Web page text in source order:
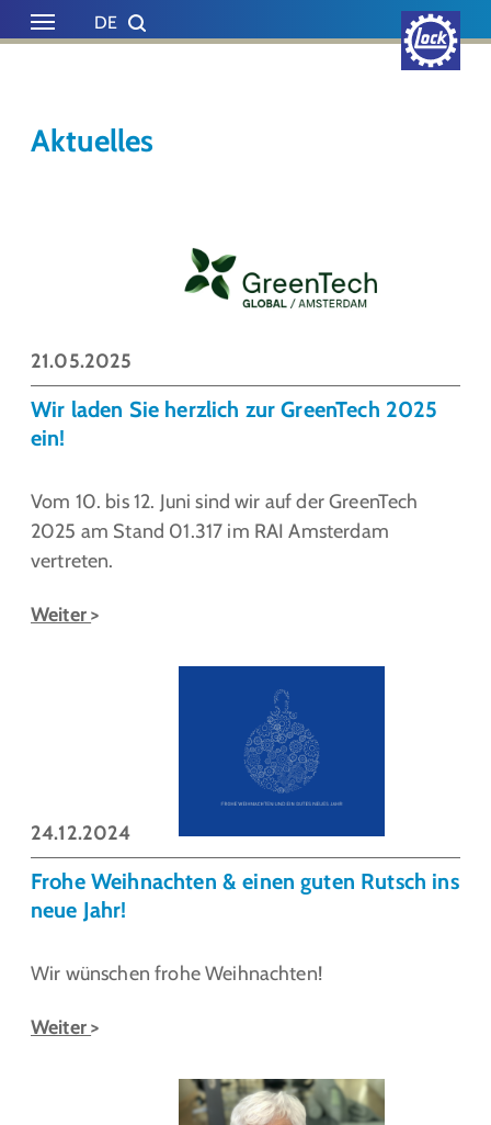
Skip to main content
Skip to page footer
DE
Aktuelles
Wir laden Sie herzlich zur GreenTech 2025
ein!
Vom 10. bis 12. Juni sind wir auf der GreenTech
2025 am Stand 01.317 im RAI Amsterdam
vertreten.
Weiter
21.05.2025
Frohe Weihnachten & einen guten Rutsch ins
neue Jahr!
Wir wünschen frohe Weihnachten!
Weiter
24.12.2024